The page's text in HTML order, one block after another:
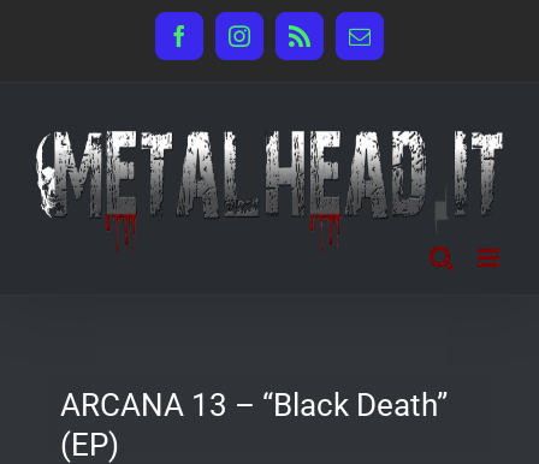
FacebookInstagram
Rss Email
ARCANA 13 – “Black Death”
(EP)